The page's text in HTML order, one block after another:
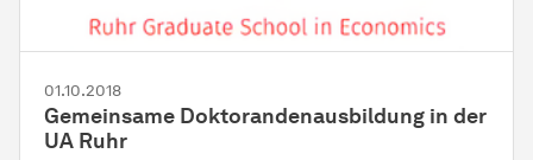
01.10.2018
Gemeinsame Doktorandenausbildung in der
UA Ruhr